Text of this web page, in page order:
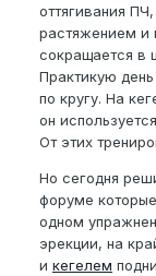
оттягивания
растяжением и
сокращается в
Практикую день
по кругу. На
он
От этих
Но сегодня
форуме
одном
эрекции, на
и кегелем